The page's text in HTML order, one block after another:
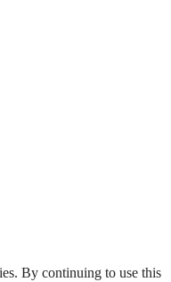
By continuing to use this